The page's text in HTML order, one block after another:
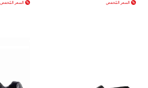
السعر المُخفض السعر المُخفض